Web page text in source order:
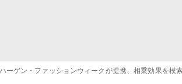
ーゲン・ファッションウィークが提携、相乗効果を模